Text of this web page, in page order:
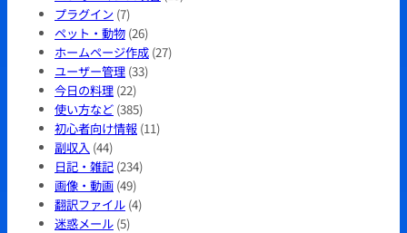
プラグイン (7)
ペット・動物 (26)
ホームページ作成 (27)
ユーザー管理 (33)
今日の料理 (22)
使い方など (385)
初心者向け情報 (11)
副収入 (44)
日記・雑記 (234)
画像・動画 (49)
翻訳ファイル (4)
迷惑メール (5)